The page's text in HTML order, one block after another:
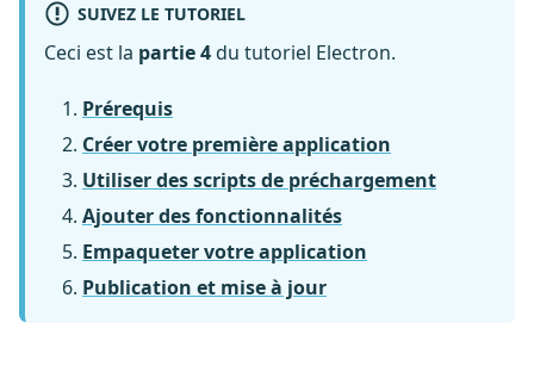
SUIVEZ LE TUTORIEL
Ceci est la partie 4du tutoriel Electron.
Prérequis
Créer votre première application
Utiliser des scripts de préchargement
Ajouter des fonctionnalités
Empaqueter votre application
Publication et mise à jour